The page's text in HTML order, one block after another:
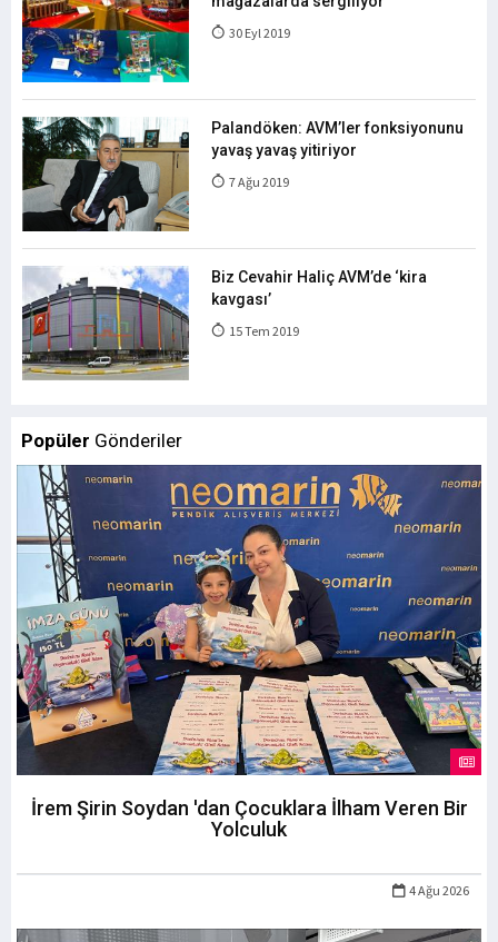
30 Eyl 2019
Palandöken: AVM’ler fonksiyonunu
yavaş yavaş yitiriyor
7 Ağu 2019
Biz Cevahir Haliç AVM’de ‘kira
kavgası’
15 Tem 2019
Popüler Gönderiler
İrem Şirin Soydan 'dan Çocuklara İlham Veren Bir
Yolculuk
4 Ağu 2026